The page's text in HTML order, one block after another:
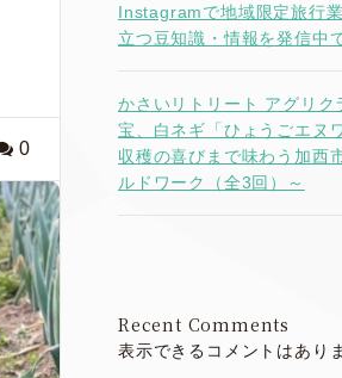
0
Instagramで地域限定旅行
立つ豆知識・情報を発信中
かさいリトリート アグリク
宝、白ネギ「ひょうごエヌ
収穫の喜びまで味わう加西
ルドワーク（全3回）～
Recent Comments
表示できるコメントはあり